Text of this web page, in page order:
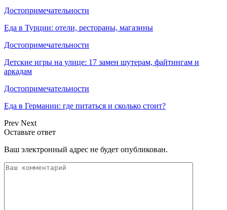
Достопримечательности
Еда в Турции: отели, рестораны, магазины
Достопримечательности
Детские игры на улице: 17 замен шутерам, файтингам и
аркадам
Достопримечательности
Еда в Германии: где питаться и сколько стоит?
Prev Next
Оставьте ответ
Ваш электронный адрес не будет опубликован.